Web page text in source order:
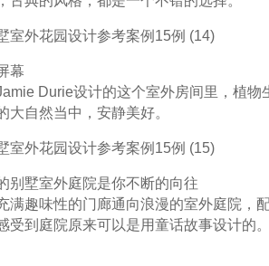
幕
Durie设计的这个室外房间里，植
大自然当中，安静美好。
别墅室外庭院是你不断的向往
满趣味性的门廊通向浪漫的室外庭院，
受到庭院原来可以是用童话故事设计的。